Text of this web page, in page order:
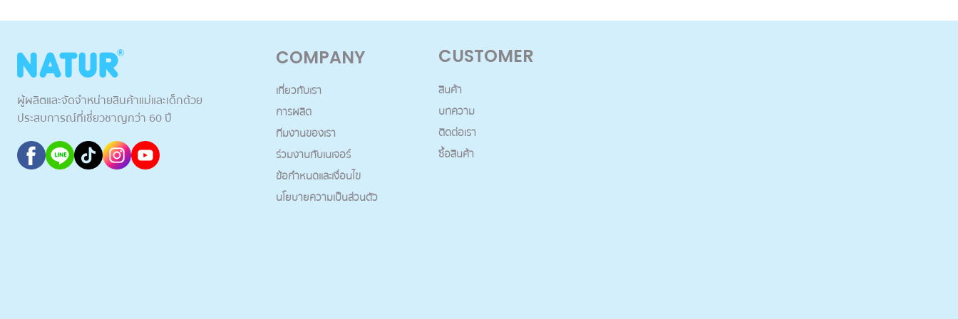
ผู้ผลิตและจัดจำหน่ายสินค้าแม่และเด็กด้วย
ประสบการณ์ที่เชี่ยวชาญกว่า 60 ปี
COMPANY
เกี่ยวกับเรา
การผลิต
ทีมงานของเรา
ร่วมงานกับเนเจอร์
ข้อกำหนดและเงื่อนไข
นโยบายความเป็นส่วนตัว
CUSTOMER
สินค้า
บทความ
ติดต่อเรา
ซื้อสินค้า